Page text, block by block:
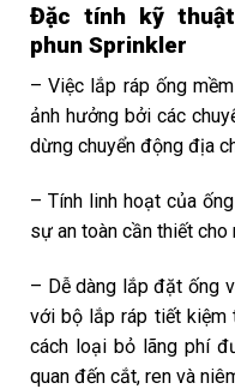
Đặc tính kỹ
phun Sprinkler
– Việc lắp ráp ống
ảnh hưởng bởi các
dừng chuyển động địa
– Tính linh hoạt của
sự an toàn cần thiết cho
– Dễ dàng lắp đặt ống
với bộ lắp ráp tiết kiệm
cách loại bỏ lãng phí
quan đến cắt, ren và